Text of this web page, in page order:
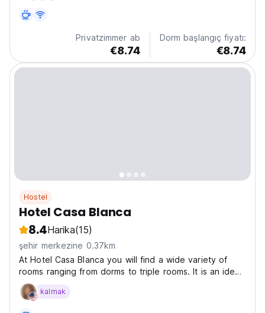
Privatzimmer ab
€8.74
Dorm başlangıç fiyatı:
€8.74
Hostel
Hotel Casa Blanca
8.4Harika(15)
şehir merkezine 0.37km
At Hotel Casa Blanca you will find a wide variety of
rooms ranging from dorms to triple rooms. It is an ideal
place to meet and make new friends as we have
guests from all over the world who come looking for a
kalmak